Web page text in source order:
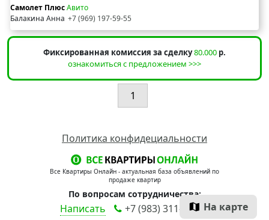
На карте
Самолет ПлюсАвито
Балакина Анна +7 (969) 197-59-55
Фиксированная комиссия за сделку80.000 р.
ознакомиться с предложением >>>
1
Политика конфидециальности
Все Квартиры Онлайн - актуальная база объявлений по
продаже квартир
По вопросам сотрудничества:
Написать +7 (983) 311-90-00